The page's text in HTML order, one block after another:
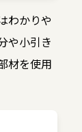
わかりや
や小引き
材を使用